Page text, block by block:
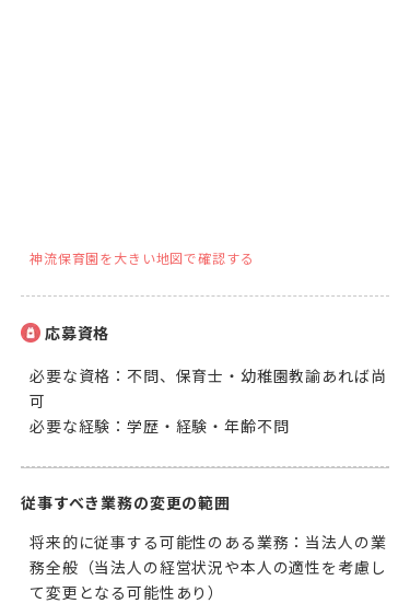
神流保育園を大きい地図で確認する
応募資格
必要な資格：不問、保育士・幼稚園教諭あれば尚
可
必要な経験：学歴・経験・年齢不問
従事すべき業務の変更の範囲
将来的に従事する可能性のある業務：当法人の業
務全般（当法人の経営状況や本人の適性を考慮し
て変更となる可能性あり）